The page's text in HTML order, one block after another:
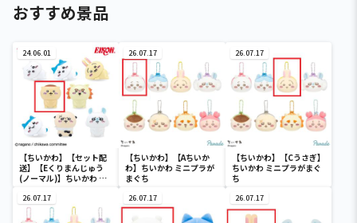
おすすめ景品
24.06.01
【ちいかわ】【セット配
送】【Eくりまんじゅう
(ノーマル)】ちいかわ イ
４
26.07.17
【ちいかわ】【Aちいか
わ】ちいかわ ミニプラが
まぐち
26.07.17
【ちいかわ】【Cうさぎ】
ちいかわ ミニプラがまぐ
ち
26.07.17 26.07.17 26.07.17